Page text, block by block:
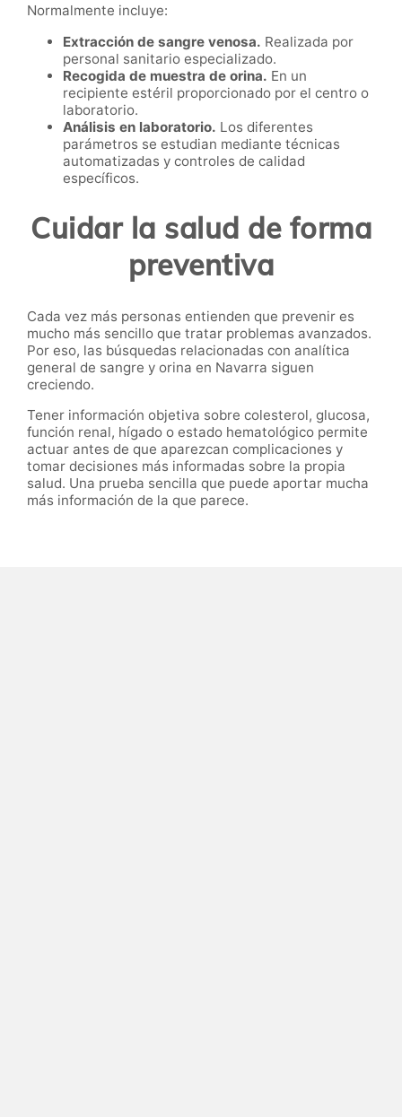
Normalmente incluye:
Extracción de sangre venosa. Realizada por
personal sanitario especializado.
Recogida de muestra de orina. En un
recipiente estéril proporcionado por el centro o
laboratorio.
Análisis en laboratorio. Los diferentes
parámetros se estudian mediante técnicas
automatizadas y controles de calidad
específicos.
Cuidar la salud de forma
preventiva
Cada vez más personas entienden que prevenir es
mucho más sencillo que tratar problemas avanzados.
Por eso, las búsquedas relacionadas con analítica
general de sangre y orina en Navarra siguen
creciendo.
Tener información objetiva sobre colesterol, glucosa,
función renal, hígado o estado hematológico permite
actuar antes de que aparezcan complicaciones y
tomar decisiones más informadas sobre la propia
salud. Una prueba sencilla que puede aportar mucha
más información de la que parece.